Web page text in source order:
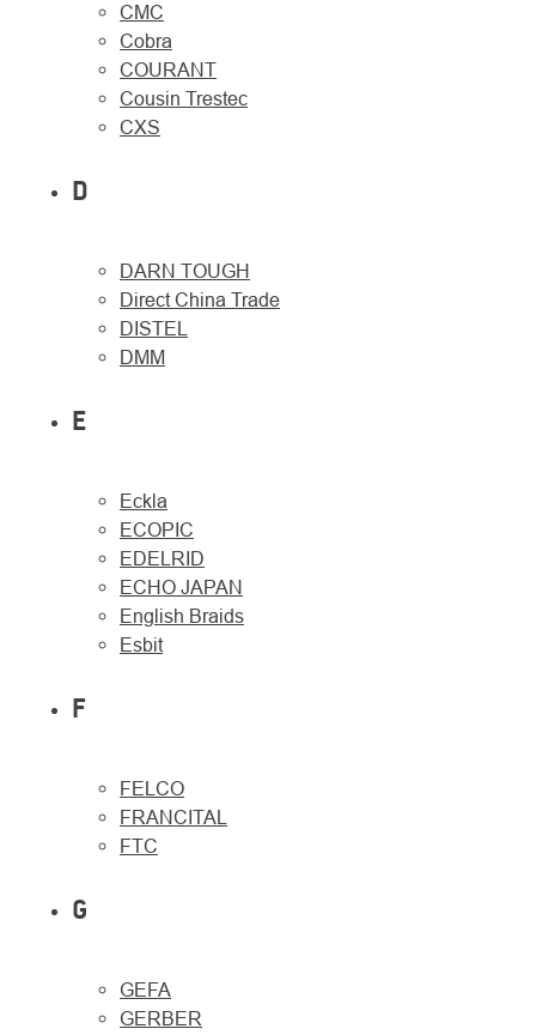
CMC
Cobra
COURANT
Cousin Trestec
CXS
D
DARN TOUGH
Direct China Trade
DISTEL
DMM
E
Eckla
ECOPIC
EDELRID
ECHO JAPAN
English Braids
Esbit
F
FELCO
FRANCITAL
FTC
G
GEFA
GERBER